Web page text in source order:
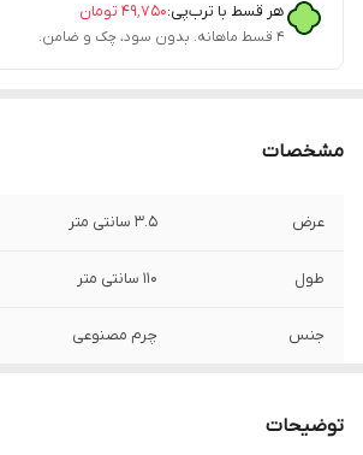
هر قسط با ترب‌پی:۴۹٬۷۵۰ تومان
۴ قسط ماهانه. بدون سود، چک و ضامن.
مشخصات
عرض 3.5 سانتی متر
طول 110 سانتی متر
جنس چرم مصنوعی
توضیحات